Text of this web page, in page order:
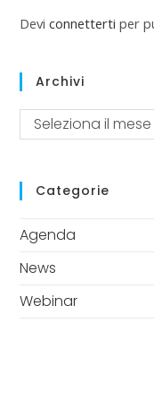
Deviconnettertiper
Archivi
Seleziona il mese
Categorie
Agenda
News
Webinar